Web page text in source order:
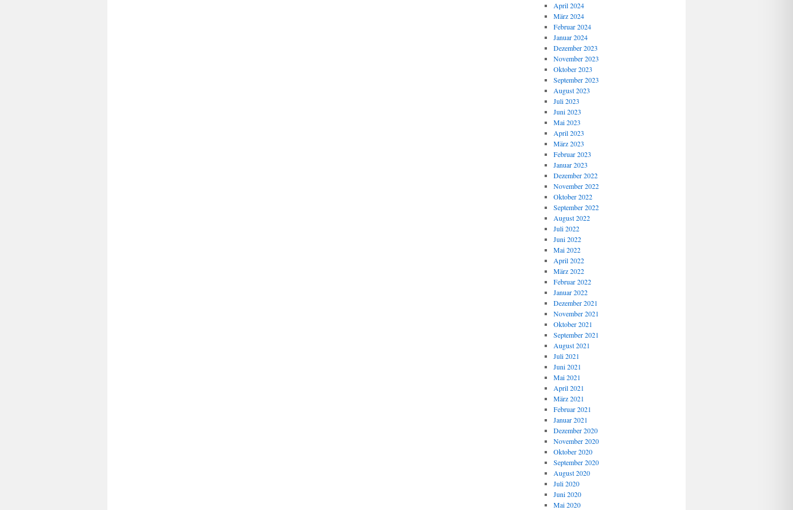
April 2024
März 2024
Februar 2024
Januar 2024
Dezember 2023
November 2023
Oktober 2023
September 2023
August 2023
Juli 2023
Juni 2023
Mai 2023
April 2023
März 2023
Februar 2023
Januar 2023
Dezember 2022
November 2022
Oktober 2022
September 2022
August 2022
Juli 2022
Juni 2022
Mai 2022
April 2022
März 2022
Februar 2022
Januar 2022
Dezember 2021
November 2021
Oktober 2021
September 2021
August 2021
Juli 2021
Juni 2021
Mai 2021
April 2021
März 2021
Februar 2021
Januar 2021
Dezember 2020
November 2020
Oktober 2020
September 2020
August 2020
Juli 2020
Juni 2020
Mai 2020